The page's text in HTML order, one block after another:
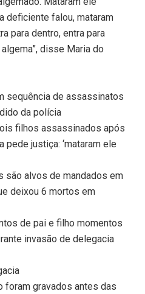
deficiente falou, mataram
para dentro, entra para
disse Maria do
sequência de assassinatos
da polícia
filhos assassinados após
justiça: ‘mataram ele
são alvos de mandados em
deixou 6 mortos em
de pai e filho momentos
invasão de delegacia
foram gravados antes das